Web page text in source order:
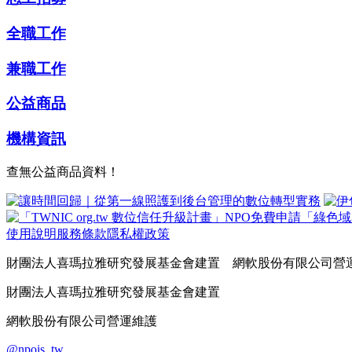
全職工作
兼職工作
公益商品
機構資訊
查無公益商品資料！
使用說明 服務條款隱私權政策
財團法人喜瑪拉雅研究發展基金會建置 網軟股份有限公司營
財團法人喜瑪拉雅研究發展基金會建置
網軟股份有限公司營運維護
@npois_tw